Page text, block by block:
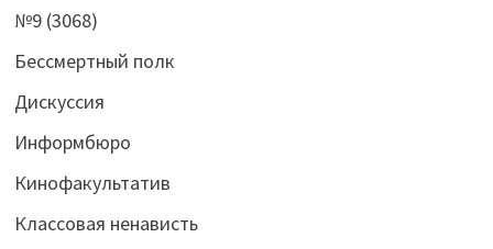
№9 (3068)
Бессмертный полк
Дискуссия
Информбюро
Кинофакультатив
Классовая ненависть